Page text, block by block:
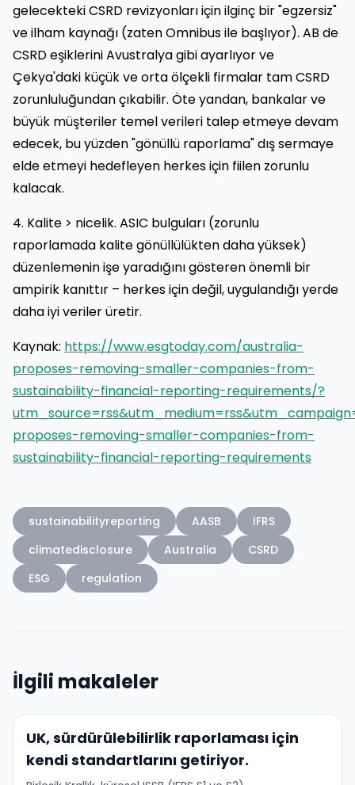
gelecekteki CSRD revizyonları için ilginç bir "egzersiz"
ve ilham kaynağı (zaten Omnibus ile başlıyor). AB de
CSRD eşiklerini Avustralya gibi ayarlıyor ve
Çekya'daki küçük ve orta ölçekli firmalar tam CSRD
zorunluluğundan çıkabilir. Öte yandan, bankalar ve
büyük müşteriler temel verileri talep etmeye devam
edecek, bu yüzden "gönüllü raporlama" dış sermaye
elde etmeyi hedefleyen herkes için fiilen zorunlu
kalacak.
4. Kalite > nicelik. ASIC bulguları (zorunlu
raporlamada kalite gönüllülükten daha yüksek)
düzenlemenin işe yaradığını gösteren önemli bir
ampirik kanıttır – herkes için değil, uygulandığı yerde
daha iyi veriler üretir.
Kaynak: https://www.esgtoday.com/australia-
proposes-removing-smaller-companies-from-
sustainability-financial-reporting-requirements/?
proposes-removing-smaller-companies-from-
sustainability-financial-reporting-requirements
sustainabilityreporting AASB
IFRS
climatedisclosure
Australia
CSRD
ESG
regulation
İlgili makaleler
UK, sürdürülebilirlik raporlaması için
kendi standartlarını getiriyor.